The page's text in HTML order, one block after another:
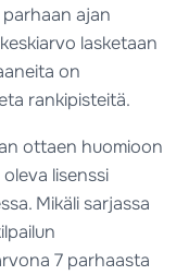
ajan
lasketaan
on
rankipisteitä.
ottaen huomioon
lisenssi
Mikäli sarjassa
7 parhaasta